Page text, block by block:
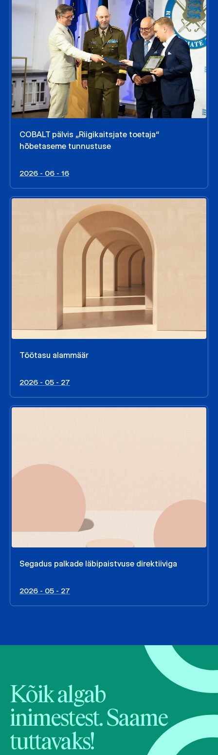
COBALT pälvis „Riigikaitsjate toetaja“
hõbetaseme tunnustuse
2026 - 06 - 16
Töötasu alammäär
2026 - 05 - 27
Segadus palkade läbipaistvuse direktiiviga
2026 - 05 - 27
Kõik algab
inimestest. Saame
tuttavaks!